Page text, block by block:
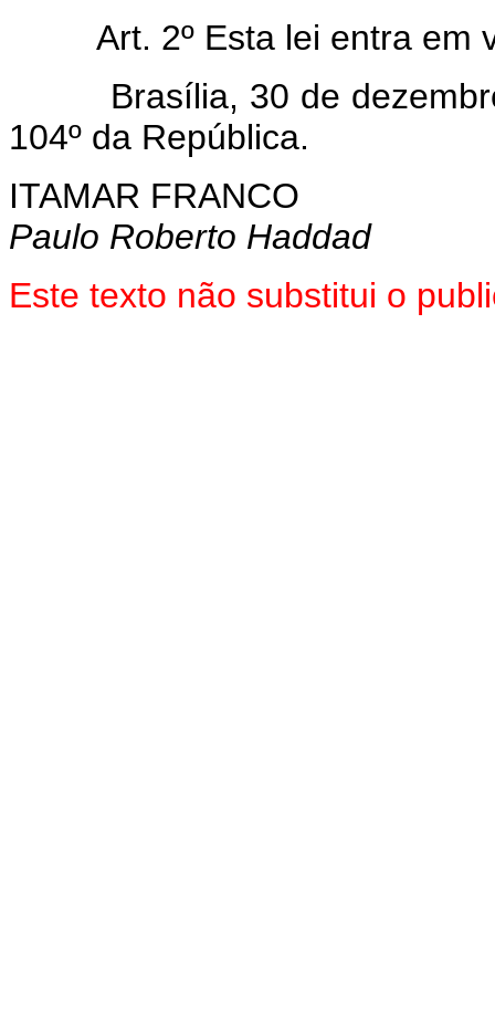
Art. 2º Esta lei entra em
Brasília, 30 de dezembro
104º da República.
ITAMAR FRANCO
Paulo Roberto Haddad
Este texto não substitui o